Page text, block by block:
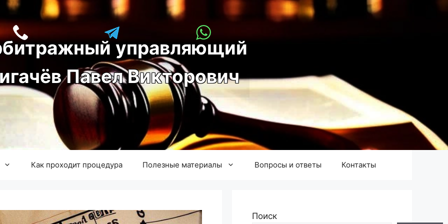
управляющий
игачёв Павел Викторович
Как проходит процедура Полезные материалы Вопросы и ответы Контакты
Поиск